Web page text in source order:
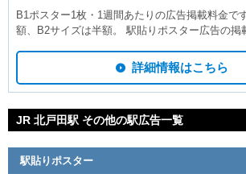
B1ポスター1枚・1週間あたりの広告掲載料金で
額、B2サイズは半額。 駅貼りポスター広告の掲
週間：28,200円 1枚・4週間：37,600円 ポスター制作費別途。 ポスタ
ー納品でのご掲載も承ります。事前に電鉄審査
品前にデザインデータをお送りください。デザ
ます。 スペースの空き状況や掲載までのスケジュールにつきまして
は、随時お問い合わせください。
詳細情報はこちら
JR 北戸田駅 その他の駅広告一覧
駅貼りポスター